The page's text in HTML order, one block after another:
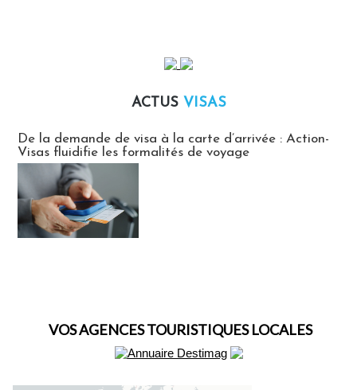
ACTUS VISAS
De la demande de visa à la carte d’arrivée : Action-
Visas fluidifie les formalités de voyage
VOS AGENCES TOURISTIQUES LOCALES